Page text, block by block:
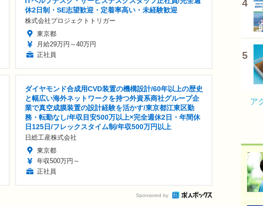
休2日制・SE志望歓迎・定着率高い・未経験歓迎
株式会社プロジェクトトリガー
東京都
月給29万円～40万円
正社員
ダイヤモンド合成用CVD装置の機構設計/60年以上の歴史
と幅広い海外ネットワークを持つ外資系商社グループ企
業で真空成膜装置の設計経験を活かす/東京都江東区勤
務・転勤なし/年収目安500万以上×完全週休2日・年間休
日125日/フレックスタイム制/年収500万円以上
日総工産株式会社
東京都
年収500万円～
正社員
Sponsored by
ア